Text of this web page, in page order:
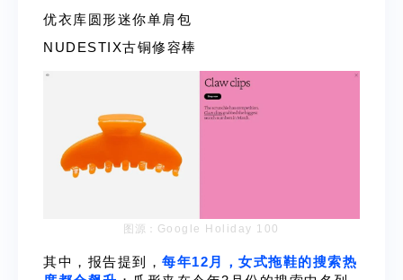
优衣库圆形迷你单肩包
NUDESTIX古铜修容棒
图源： Google Holiday 100
其中，报告提到， 每年12月，女式拖鞋的搜索热